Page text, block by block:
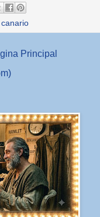
canario
Principal